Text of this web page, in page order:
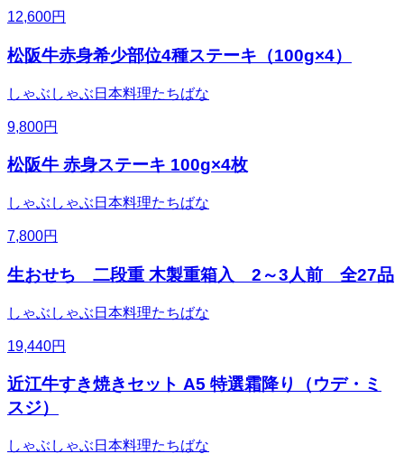
12,600円
松阪牛赤身希少部位4種ステーキ（100g×4）
しゃぶしゃぶ日本料理たちばな
9,800円
松阪牛 赤身ステーキ 100g×4枚
しゃぶしゃぶ日本料理たちばな
7,800円
生おせち 二段重 木製重箱入 2～3人前 全27品
しゃぶしゃぶ日本料理たちばな
19,440円
近江牛すき焼きセット A5 特選霜降り（ウデ・ミ
スジ）
しゃぶしゃぶ日本料理たちばな